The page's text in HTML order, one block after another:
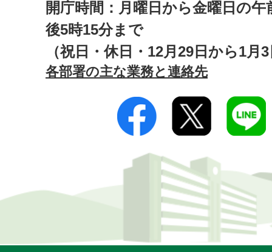
開庁時間：月曜日から金曜日の午
後5時15分まで
（祝日・休日・12月29日から1月
各部署の主な業務と連絡先